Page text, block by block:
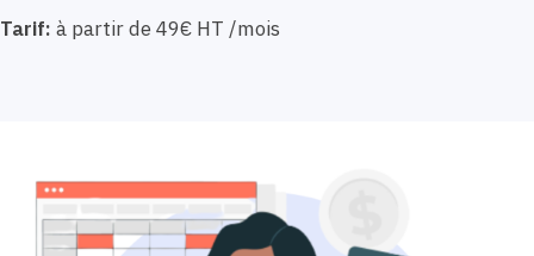
Tarif: à partir de 49€ HT /mois